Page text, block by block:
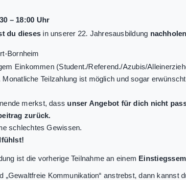
– 18:00 Uhr
du dieses in unserer 22. Jahresausbildung
Bornheim
Einkommen (Student./Referend./Azubis/
Teilzahlung ist möglich und sogar
merkst, dass unser Angebot für dich nicht
zurück.
schlechtes Gewissen.
ist die vorherige Teilnahme an einem
„Gewaltfreie Kommunikation“ anstrebst, dann kannst